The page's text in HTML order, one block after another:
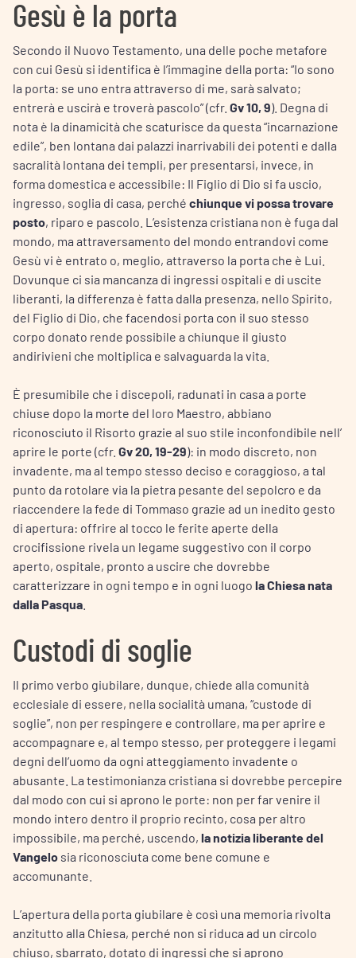
Gesù è la porta
Secondo il Nuovo Testamento, una delle poche metafore
con cui Gesù si identifica è l’immagine della porta: “Io sono
la porta: se uno entra attraverso di me, sarà salvato;
entrerà e uscirà e troverà pascolo” (cfr. Gv 10, 9). Degna di
nota è la dinamicità che scaturisce da questa “incarnazione
edile”, ben lontana dai palazzi inarrivabili dei potenti e dalla
sacralità lontana dei templi, per presentarsi, invece, in
forma domestica e accessibile: Il Figlio di Dio si fa uscio,
ingresso, soglia di casa, perché chiunque vi possa trovare
posto, riparo e pascolo. L’esistenza cristiana non è fuga dal
mondo, ma attraversamento del mondo entrandovi come
Gesù vi è entrato o, meglio, attraverso la porta che è Lui.
Dovunque ci sia mancanza di ingressi ospitali e di uscite
liberanti, la differenza è fatta dalla presenza, nello Spirito,
del Figlio di Dio, che facendosi porta con il suo stesso
corpo donato rende possibile a chiunque il giusto
andirivieni che moltiplica e salvaguarda la vita.
È presumibile che i discepoli, radunati in casa a porte
chiuse dopo la morte del loro Maestro, abbiano
riconosciuto il Risorto grazie al suo stile inconfondibile nell’
aprire le porte (cfr. Gv 20, 19-29): in modo discreto, non
invadente, ma al tempo stesso deciso e coraggioso, a tal
punto da rotolare via la pietra pesante del sepolcro e da
riaccendere la fede di Tommaso grazie ad un inedito gesto
di apertura: offrire al tocco le ferite aperte della
crocifissione rivela un legame suggestivo con il corpo
aperto, ospitale, pronto a uscire che dovrebbe
caratterizzare in ogni tempo e in ogni luogo la Chiesa nata
dalla Pasqua
Custodi di soglie
Il primo verbo giubilare, dunque, chiede alla comunità
ecclesiale di essere, nella socialità umana, “custode di
soglie”, non per respingere e controllare, ma per aprire e
accompagnare e, al tempo stesso, per proteggere i legami
degni dell’uomo da ogni atteggiamento invadente o
abusante. La testimonianza cristiana si dovrebbe percepire
dal modo con cui si aprono le porte: non per far venire il
mondo intero dentro il proprio recinto, cosa per altro
impossibile, ma perché, uscendo, la notizia liberante del
Vangelo sia riconosciuta come bene comune e
accomunante.
L’apertura della porta giubilare è così una memoria rivolta
anzitutto alla Chiesa, perché non si riduca ad un circolo
chiuso, sbarrato, dotato di ingressi che si aprono